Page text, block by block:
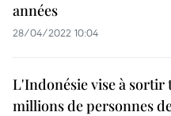
années
28/04/2022 10:04
L'Indonésie vise à sortir
millions de personnes